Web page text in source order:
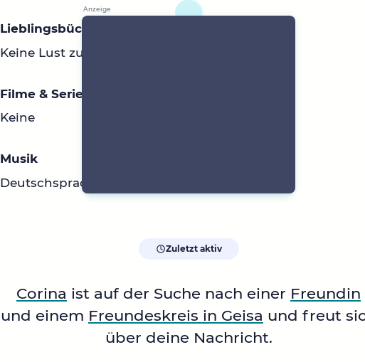
Lieblingsbücher
Keine Lust zur Zeit zum lesen
Filme & Serien
Keine
Musik
Deutschsprachige Musik
Zuletzt aktiv
Corina ist auf der Suche nach einer Freundin
und einem Freundeskreis in Geisa und freut
über deine Nachricht.